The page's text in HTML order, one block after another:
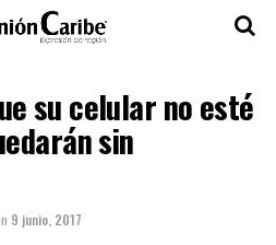
su celular no esté
sin
9 junio, 2017